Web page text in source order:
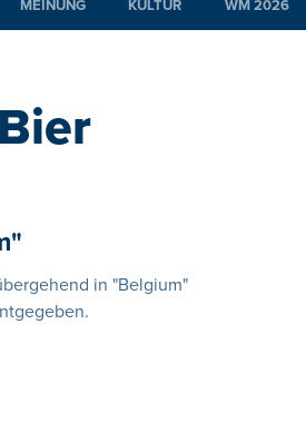
MEINUNG KULTUR WM 2026
Bier
in "Belgium"